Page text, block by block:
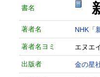
書名
著者名 NHK「
著者名ヨミ エヌエ
出版者 金の星